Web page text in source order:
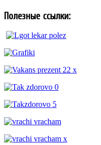
Полезные ссылки: